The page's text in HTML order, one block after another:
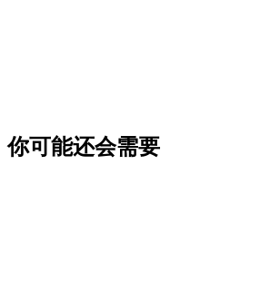
你可能还会需要